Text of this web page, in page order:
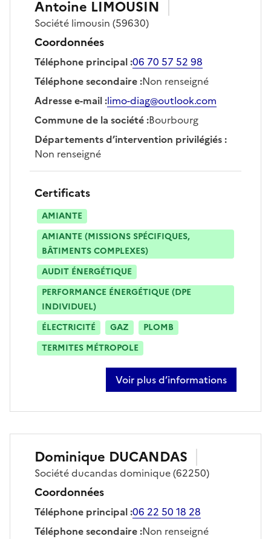
Antoine LIMOUSIN
Société limousin (59630)
Coordonnées
Téléphone principal:06 70 57 52 98
Téléphone secondaire:Non renseigné
Adresse e-mail:limo-diag@outlook.com
Commune de la société:Bourbourg
Départements d’intervention privilégiés:
Non renseigné
Certificats
AMIANTE
AMIANTE (MISSIONS SPÉCIFIQUES,
BÂTIMENTS COMPLEXES)
AUDIT ÉNERGÉTIQUE
PERFORMANCE ÉNERGÉTIQUE (DPE
INDIVIDUEL)
ÉLECTRICITÉ
GAZ
PLOMB
TERMITES MÉTROPOLE
Voir plus d’informations
sur antoine limousin
Dominique DUCANDAS
Sociétéducandas dominique(62250)
Coordonnées
Téléphone principal:06 22 50 18 28
Téléphone secondaire:Non renseigné